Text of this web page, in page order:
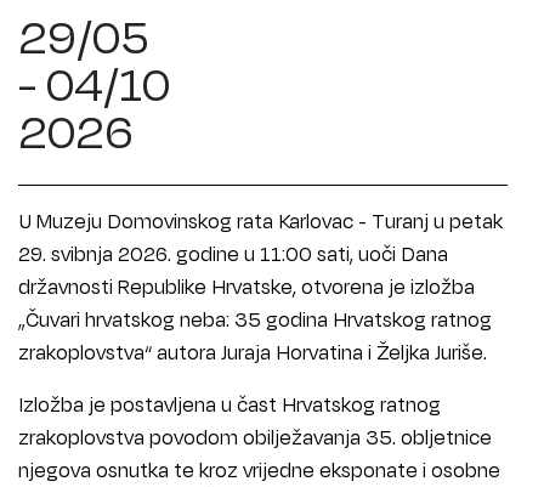
29/05
- 04/10
2026
U Muzeju Domovinskog rata Karlovac - Turanj u petak
29. svibnja 2026. godine u 11:00 sati, uoči Dana
državnosti Republike Hrvatske, otvorena je izložba
„Čuvari hrvatskog neba: 35 godina Hrvatskog ratnog
zrakoplovstva“ autora Juraja Horvatina i Željka Juriše.
Izložba je postavljena u čast Hrvatskog ratnog
zrakoplovstva povodom obilježavanja 35. obljetnice
njegova osnutka te kroz vrijedne eksponate i osobne